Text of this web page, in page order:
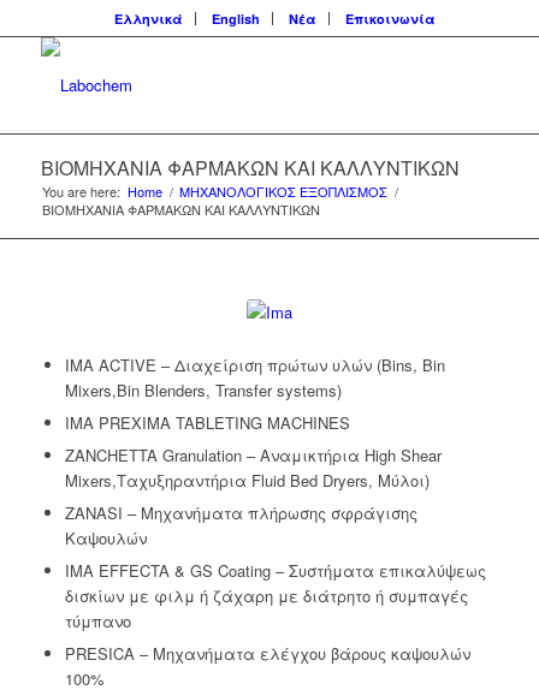
Ελληνικά English Νέα Επικοινωνία
ΒΙΟΜΗΧΑΝΙΑ ΦΑΡΜΑΚΩΝ ΚΑΙ ΚΑΛΛΥΝΤΙΚΩΝ
You are here: Home / ΜΗΧΑΝΟΛΟΓΙΚΟΣ ΕΞΟΠΛΙΣΜΟΣ /
ΒΙΟΜΗΧΑΝΙΑ ΦΑΡΜΑΚΩΝ ΚΑΙ ΚΑΛΛΥΝΤΙΚΩΝ
IMA ACTIVE – Διαχείριση πρώτων υλών (Βins, Bin
Mixers,Bin Blenders, Transfer systems)
IMA PREXIMA TABLETING MACHINES
ZANCHETTA Granulation – Αναμικτήρια High Shear
Mixers,Ταχυξηραντήρια Fluid Bed Dryers, Μύλοι)
ZANASI – Μηχανήματα πλήρωσης σφράγισης
Καψουλών
IMA EFFECTA & GS Coating – Συστήματα επικαλύψεως
δισκίων με φιλμ ή ζάχαρη με διάτρητο ή συμπαγές
τύμπανο
PRESICA – Μηχανήματα ελέγχου βάρους καψουλών
100%